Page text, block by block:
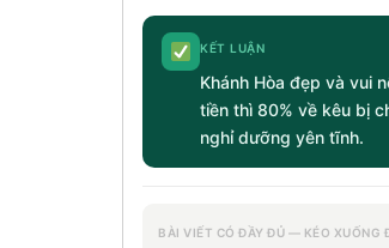
KẾT LUẬN
Khánh Hòa đẹp và vui
tiền thì 80% về kêu bị
nghỉ dưỡng yên tĩnh.
BÀI VIẾT CÓ ĐẦY ĐỦ — KÉO XUỐNG